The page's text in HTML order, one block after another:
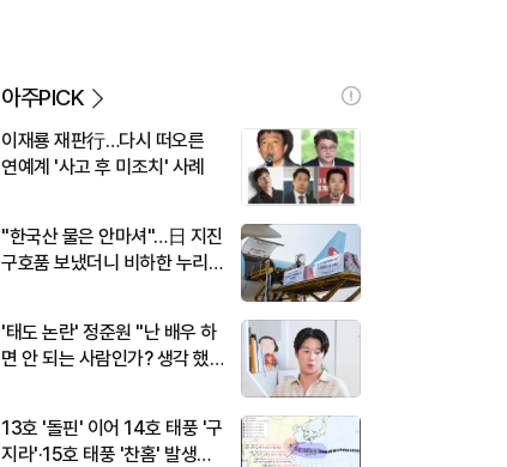
아주PICK
이재룡 재판行…다시 떠오른
연예계 '사고 후 미조치' 사례
"한국산 물은 안마셔"…日 지진
구호품 보냈더니 비하한 누리
'태도 논란' 정준원 "난 배우 하
면 안 되는 사람인가? 생각 했
13호 '돌핀' 이어 14호 태풍 '구
지라'·15호 태풍 '찬홈' 발생…